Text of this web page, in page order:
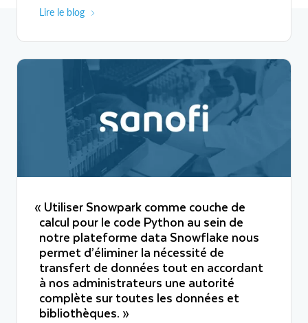
Lire le blog
« Utiliser Snowpark comme couche de
calcul pour le code Python au sein de
notre plateforme data Snowflake nous
permet d’éliminer la nécessité de
transfert de données tout en accordant
à nos administrateurs une autorité
complète sur toutes les données et
bibliothèques. »